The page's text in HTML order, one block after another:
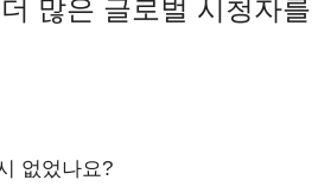
많은 글로벌 시청자를
없었나요?